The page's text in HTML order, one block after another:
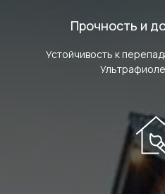
Прочность и
Устойчивость к